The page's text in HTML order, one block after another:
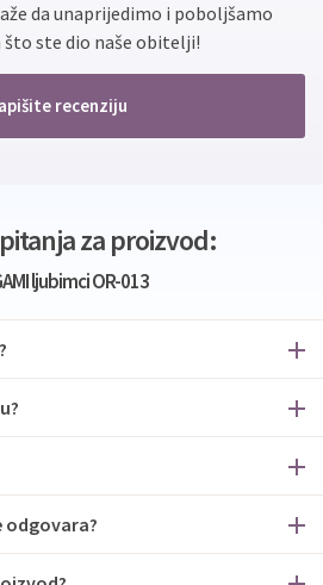
da unaprijedimo i poboljšamo
što ste dio naše obitelji!
recenziju
za proizvod:
ljubimci OR-013
odgovara?